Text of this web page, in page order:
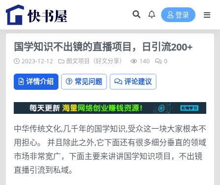
登录
国学知识不出镜的直播项目，日引流200+
2023-12-12 图文项目（好文分享） 140 0
详情介绍 常见问题 评论建议
中华传统文化,几千年的国学知识,受众这一块大家根本不
用担心。 并且除此之外,它下面还有很多细分垂直的领域
市场非常宽广，下面主要来讲讲国学知识项目，不出镜
直播引流到私域。